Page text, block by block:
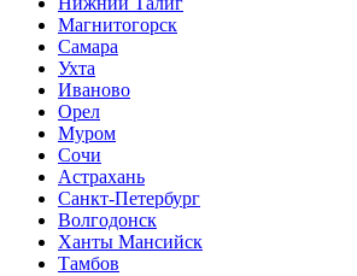
Магнитогорск
Самара
Ухта
Иваново
Орел
Муром
Сочи
Астрахань
Санкт-Петербург
Волгодонск
Ханты Мансийск
Тамбов